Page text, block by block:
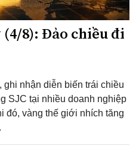
8): Đảo chiều đi
ghi nhận diễn biến trái chiều
SJC tại nhiều doanh nghiệp
đó, vàng thế giới nhích tăng